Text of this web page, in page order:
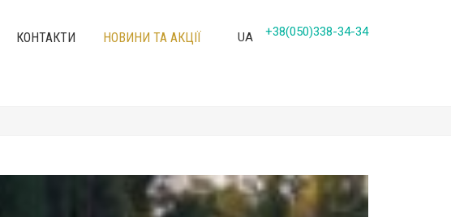
КОНТАКТИ НОВИНИ ТА АКЦІЇ UA +38(050)338-34-34